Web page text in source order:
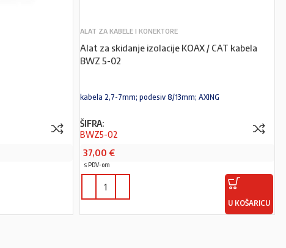
ALAT ZA KABELE I KONEKTORE
Alat za skidanje izolacije KOAX / CAT kabela
BWZ 5-02
kabela 2,7-7mm; podesiv 8/13mm; AXING
ŠIFRA:
BWZ5-02
37,00 €
s PDV-om
U KOŠARICU